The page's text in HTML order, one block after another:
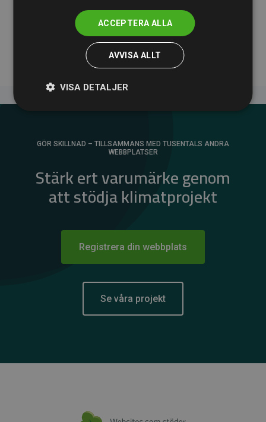
de beräknade CO₂-utsläppenfrån
medlemswebbplatser – ett tydligt bevis på att vårt
arbetssätt ger mätbar klimatnytta.
GÖR SKILLNAD – TILLSAMMANS MED TUSENTALS ANDRA
WEBBPLATSER
Stärk ert varumärke genom
att stödja klimatprojekt
Registrera din webbplats
Se våra projekt
ACCEPTERA ALLA
AVVISA ALLT
VISA DETALJER